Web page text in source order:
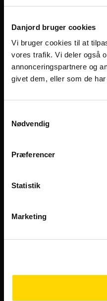
Danjord bruger cookies
Vi bruger cookies til at
vores trafik. Vi deler også
annonceringspartnere og
givet dem, eller som de
Nødvendig
Præferencer
Statistik
Marketing
Find medarbejder
Følg os på de sociale